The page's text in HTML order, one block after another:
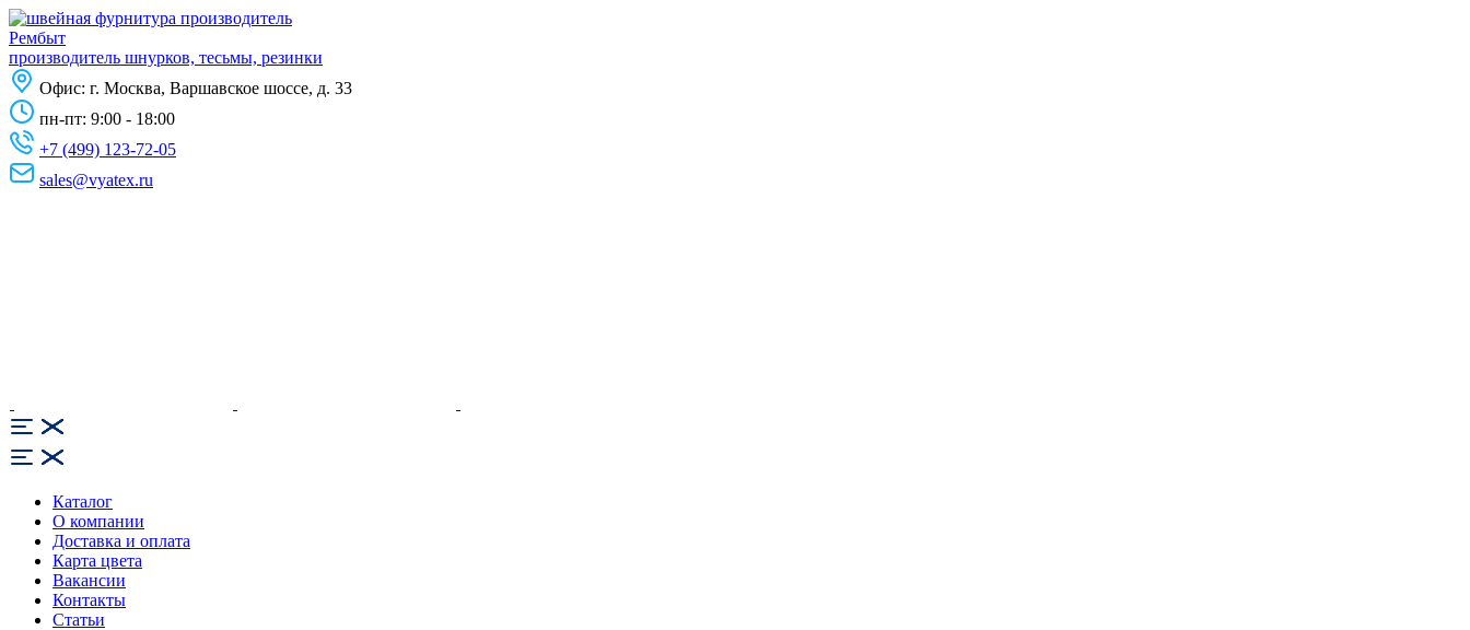
Рембыт
производитель шнурков, тесьмы, резинки
Офис: г. Москва, Варшавское шоссе, д. 33
пн-пт: 9:00 - 18:00
+7 (499) 123-72-05
sales@vyatex.ru
Каталог
О компании
Доставка и оплата
Карта цвета
Вакансии
Контакты
Статьи